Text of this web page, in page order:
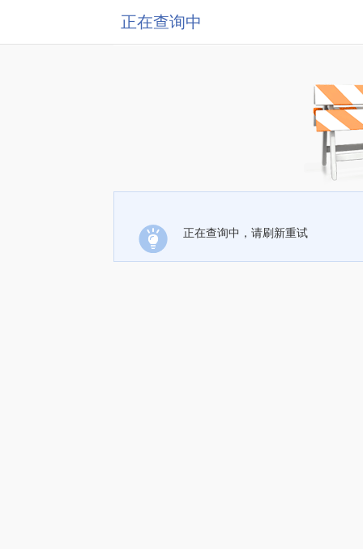
正在查询中
正在查询中，请刷新重试